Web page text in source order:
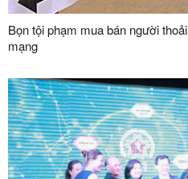
Bọn tội phạm mua bán người
mạng